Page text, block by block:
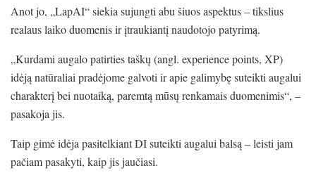
Anot jo, „LapAI“ siekia sujungti abu šiuos aspektus – tikslius
realaus laiko duomenis ir įtraukiantį naudotojo patyrimą.
„Kurdami augalo patirties taškų (angl. experience points, XP)
idėją natūraliai pradėjome galvoti ir apie galimybę suteikti augalui
charakterį bei nuotaiką, paremtą mūsų renkamais duomenimis“, –
pasakoja jis.
Taip gimė idėja pasitelkiant DI suteikti augalui balsą – leisti jam
pačiam pasakyti, kaip jis jaučiasi.